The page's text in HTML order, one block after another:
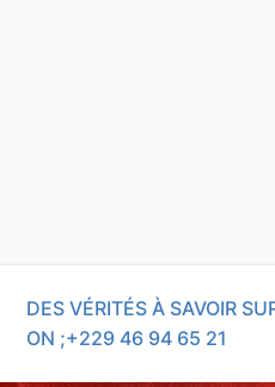
DES VÉRITÉS À SAVOIR
ON ;+229 46 94 65 21